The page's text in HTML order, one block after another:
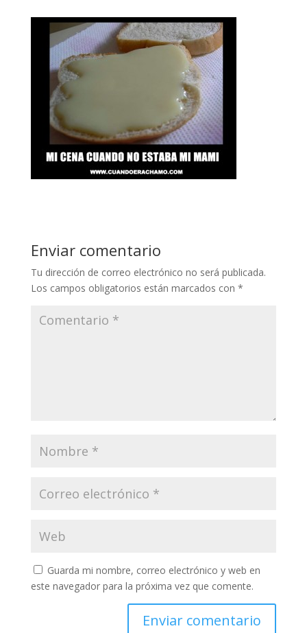
Enviar comentario
Tu dirección de correo electrónico no será publicada.
Los campos obligatorios están marcados con *
Guarda mi nombre, correo electrónico y web en
este navegador para la próxima vez que comente.